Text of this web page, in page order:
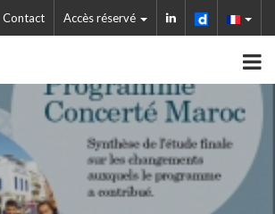
Contact Accès réservé